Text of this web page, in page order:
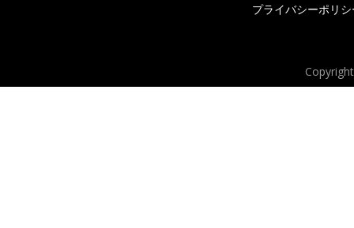
プライバシーポリ